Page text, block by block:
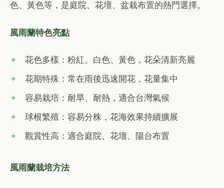
色、黃色等，是庭院、花壇、盆栽布置的熱門選擇。
風雨蘭特色亮點
花色多樣：粉紅、白色、黃色，花朵清新亮麗
花期特殊：常在雨後迅速開花，花量集中
容易栽培：耐旱、耐熱，適合台灣氣候
球根繁殖：容易分株，花海效果持續擴展
觀賞性高：適合庭院、花壇、陽台布置
風雨蘭栽培方法